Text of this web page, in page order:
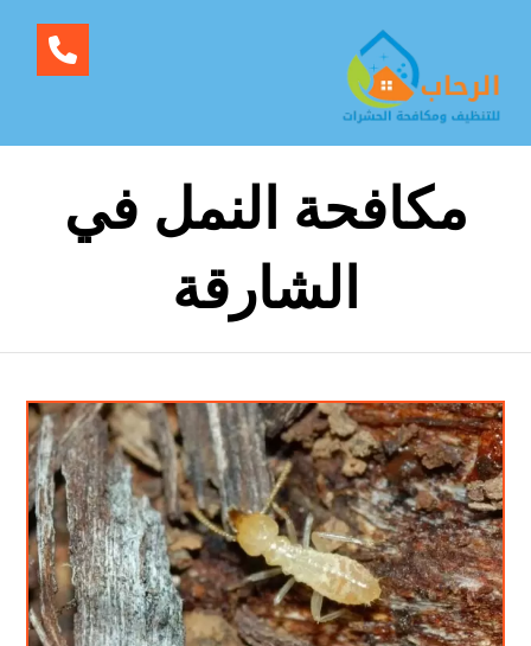
مكافحة النمل في
الشارقة